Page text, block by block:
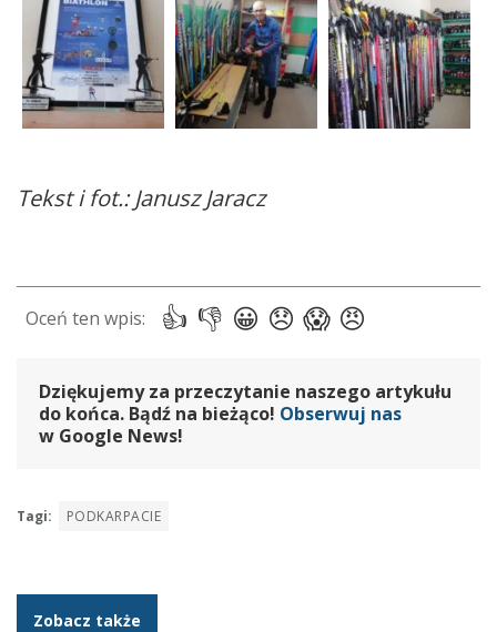
Tekst i fot.: Janusz Jaracz
Dziękujemy za przeczytanie naszego artykułu
do końca. Bądź na bieżąco! Obserwuj nas
w Google News!
Tagi: PODKARPACIE
Zobacz także